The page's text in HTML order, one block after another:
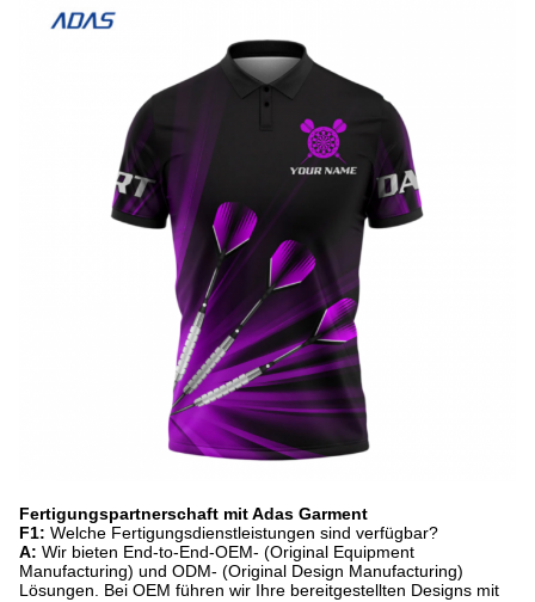
Fertigungspartnerschaft mit Adas Garment
F1: ​ Welche Fertigungsdienstleistungen sind verfügbar?
A: ​ Wir bieten End-to-End-OEM- (Original Equipment
Manufacturing) und ODM- (Original Design Manufacturing)
Lösungen. Bei OEM führen wir Ihre bereitgestellten Designs mit